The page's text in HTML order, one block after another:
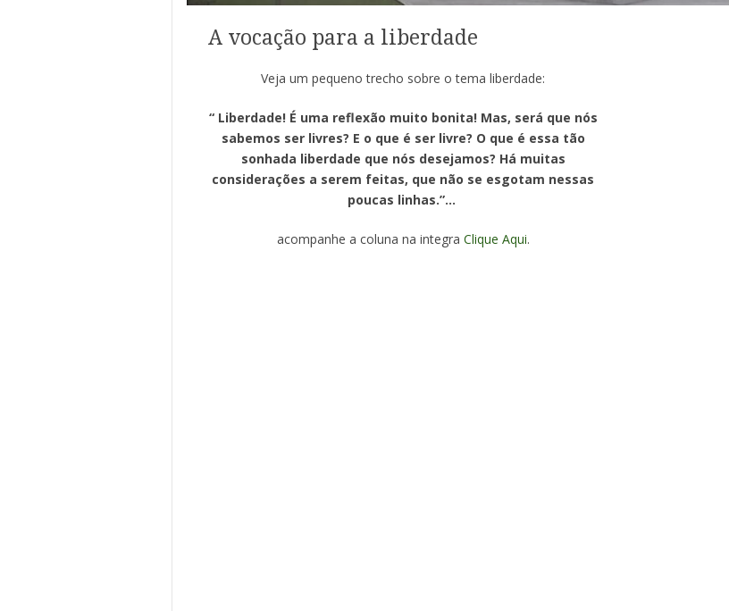
A vocação para a liberdade
Veja um pequeno trecho sobre o tema liberdade:
“ Liberdade! É uma reflexão muito bonita! Mas, será que nós
sabemos ser livres? E o que é ser livre? O que é essa tão
sonhada liberdade que nós desejamos? Há muitas
considerações a serem feitas, que não se esgotam nessas
poucas linhas.”…
acompanhe a coluna na integra Clique Aqui.